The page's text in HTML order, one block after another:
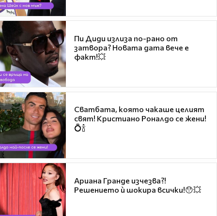
Пи Диди излиза по-рано от
затвора? Новата дата вече е
факт!💥
Сватбата, която чакаше целият
свят! Кристиано Роналдо се жени!
💍🍾
Ариана Гранде изчезва?!
Решението ѝ шокира всички!😯💥